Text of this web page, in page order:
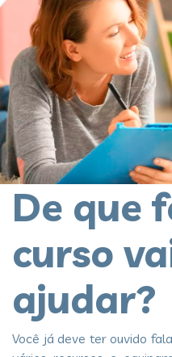
De que
curso
ajudar?
Você já deve ter ouvido